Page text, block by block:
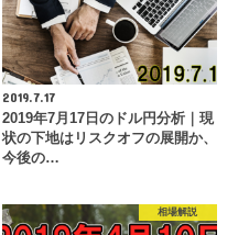
2019.7.17
2019年7月17日のドル円分析｜現
状の下地はリスクオフの展開か、
今後の…
相場解説